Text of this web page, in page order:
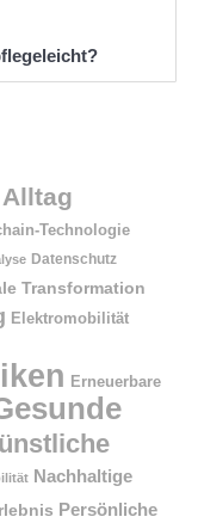
Technologie
Datenschutz
Transformation
Elektromobilität
Erneuerbare
Nachhaltige
Persönliche